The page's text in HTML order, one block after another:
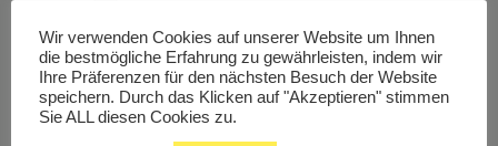
Livestream
Studiochat
Wir verwenden Cookies auf unserer Website um Ihnen
die bestmögliche Erfahrung zu gewährleisten, indem wir
Ihre Präferenzen für den nächsten Besuch der Website
speichern. Durch das Klicken auf "Akzeptieren" stimmen
Sie ALL diesen Cookies zu.